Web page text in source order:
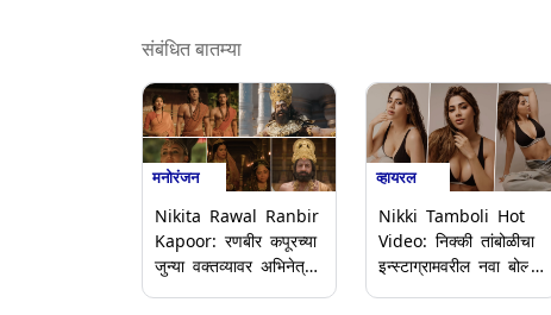
संबंधित बातम्या
मनोरंजन
Nikita Rawal Ranbir
Kapoor: रणबीर कपूरच्या
जुन्या वक्तव्यावर अभिनेत्री
व्हायरल
Nikki Tamboli Hot
Video: निक्की तांबोळीचा
इन्स्टाग्रामवरील नवा बोल्ड